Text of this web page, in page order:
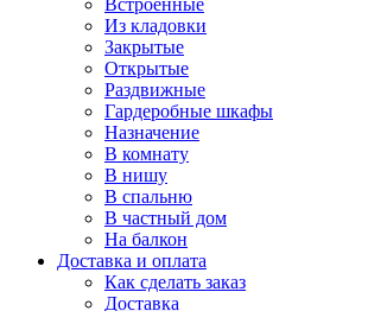
Встроенные
Из кладовки
Закрытые
Открытые
Раздвижные
Гардеробные шкафы
Назначение
В комнату
В нишу
В спальню
В частный дом
На балкон
Доставка и оплата
Как сделать заказ
Доставка